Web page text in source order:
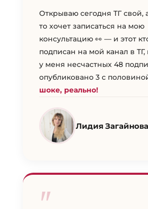
Открываю сегодня ТГ свой,
то хочет записаться на мою
консультацию 👀 — и этот
подписан на мой канал в ТГ,
у меня несчастных 48
опубликовано 3 с
шоке, реально!
Лидия Загайнова